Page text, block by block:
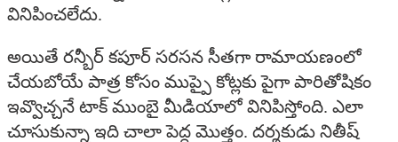
వినిపించలేదు.
అయితే రన్బీర్ కపూర్ సరసన సీతగా రామాయణంలో
చేయబోయే పాత్ర కోసం ముప్పై కోట్లకు పైగా పారితోషికం
ఇవ్వొచ్చనే టాక్ ముంబై మీడియాలో వినిపిస్తోంది. ఎలా
చూసుకున్నా ఇది చాలా పెద్ద మొత్తం. దర్శకుడు నితీష్